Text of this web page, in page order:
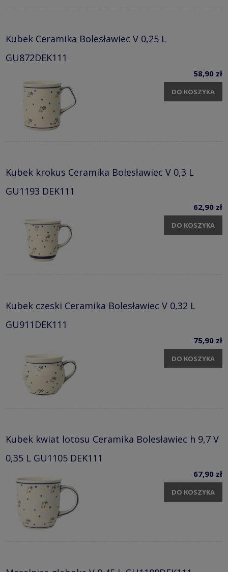
Kubek Ceramika Bolesławiec V 0,25 L
GU872DEK111
58,90 zł
DO KOSZYKA
Kubek krokus Ceramika Bolesławiec V 0,3 L
GU1193 DEK111
62,90 zł
DO KOSZYKA
Kubek czeski Ceramika Bolesławiec V 0,32 L
GU911DEK111
75,90 zł
DO KOSZYKA
Kubek kwiat lotosu Ceramika Bolesławiec h 9,7 V
0,35 L GU1105 DEK111
67,90 zł
DO KOSZYKA